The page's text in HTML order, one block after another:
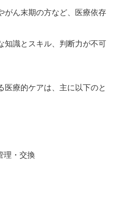
がん末期の方など、医療依存
知識とスキル、判断力が不可
療的ケアは、主に以下のと
理・交換